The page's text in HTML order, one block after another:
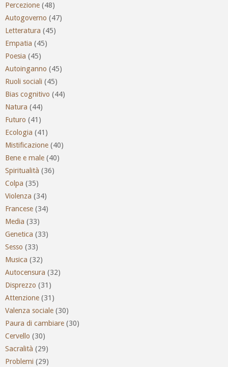
Percezione (48)
Autogoverno (47)
Letteratura (45)
Empatia (45)
Poesia (45)
Autoinganno (45)
Ruoli sociali (45)
Bias cognitivo (44)
Natura (44)
Futuro (41)
Ecologia (41)
Mistificazione (40)
Bene e male (40)
Spiritualità (36)
Colpa (35)
Violenza (34)
Francese (34)
Media (33)
Genetica (33)
Sesso (33)
Musica (32)
Autocensura (32)
Disprezzo (31)
Attenzione (31)
Valenza sociale (30)
Paura di cambiare (30)
Cervello (30)
Sacralità (29)
Problemi (29)